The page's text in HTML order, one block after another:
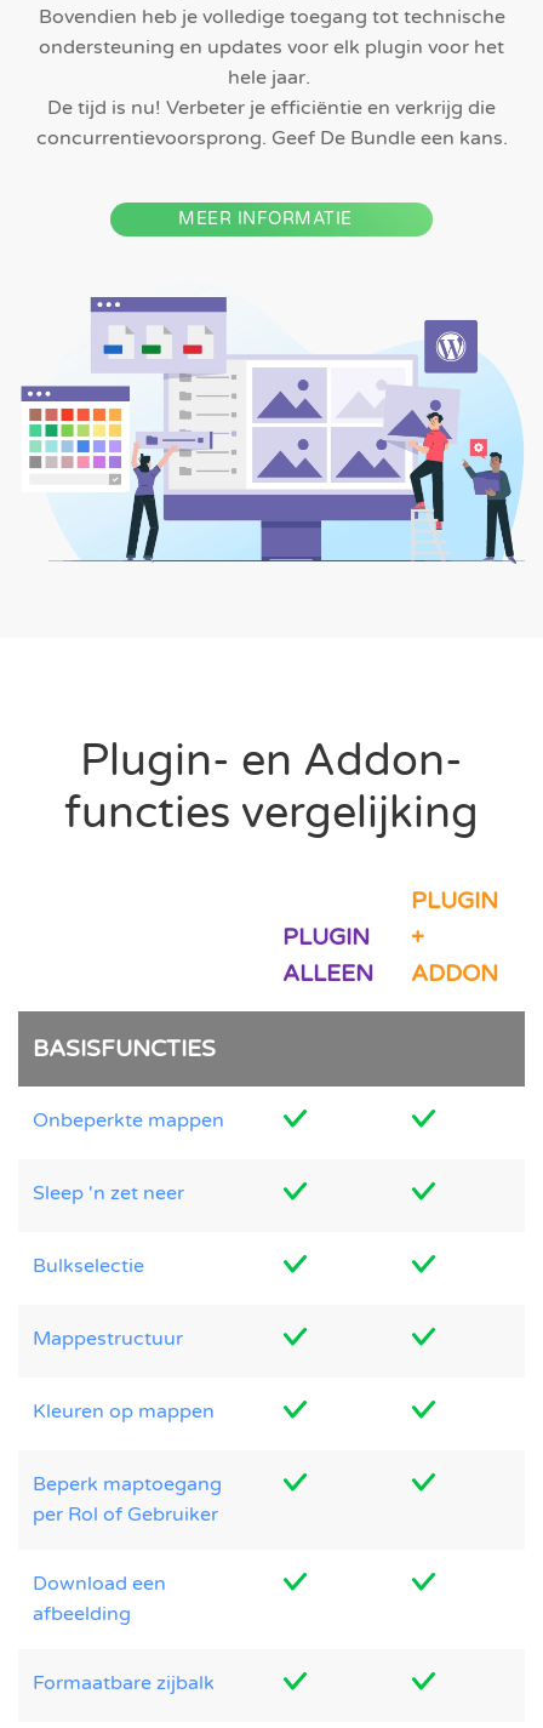
Bovendien heb je volledige toegang tot technische
ondersteuning en updates voor elk plugin voor het
hele jaar.
De tijd is nu! Verbeter je efficiëntie en verkrijg die
concurrentievoorsprong. Geef De Bundle een kans.
MEER INFORMATIE
Plugin- en Addon-
functies vergelijking
PLUGIN
ALLEEN
PLUGIN
+
ADDON
BASISFUNCTIES
Onbeperkte mappen
Sleep 'n zet neer
Bulkselectie
Mappestructuur
Kleuren op mappen
Beperk maptoegang
per Rol of Gebruiker
Download een
afbeelding
Formaatbare zijbalk